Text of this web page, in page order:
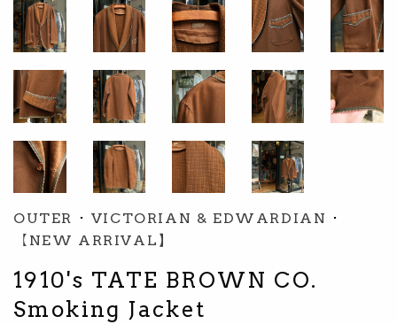
OUTER ･ VICTORIAN & EDWARDIAN ･
【NEW ARRIVAL】
1910's TATE BROWN CO.
Smoking Jacket